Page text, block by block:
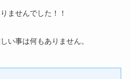
ませんでした！！
い事は何もありません。